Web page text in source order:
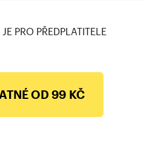
PRO PŘEDPLATITELE
OD 99 KČ